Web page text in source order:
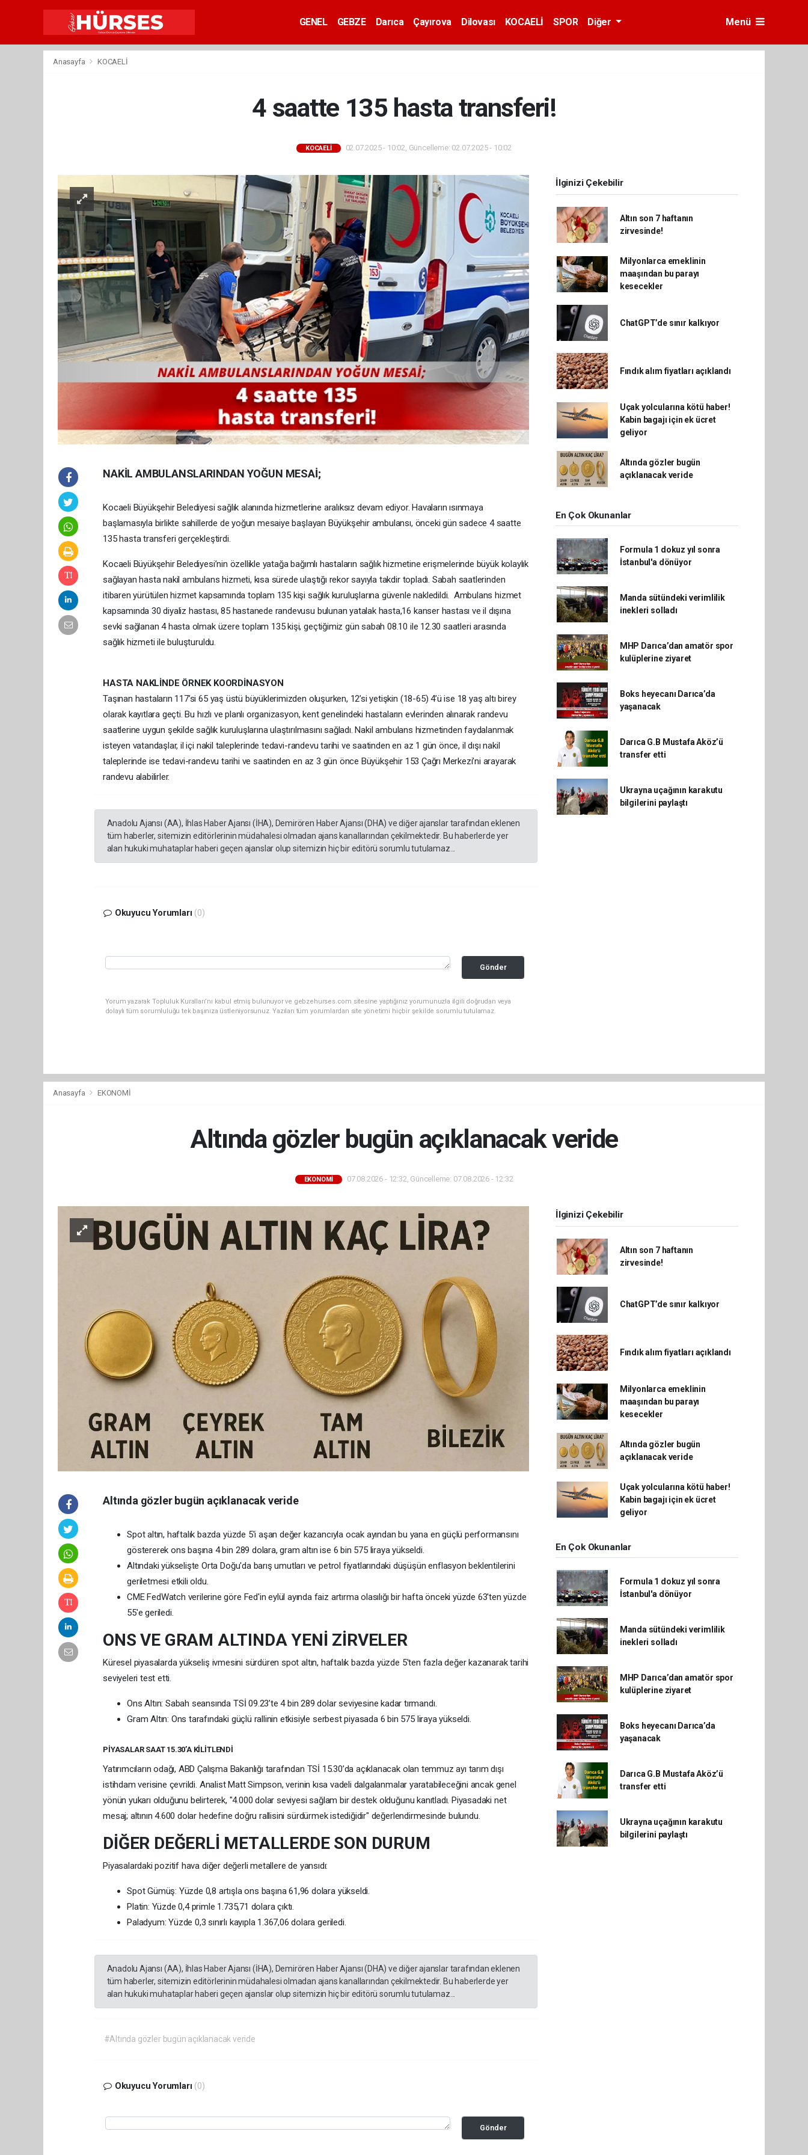
GENEL GEBZE Darıca Çayırova Dilovası KOCAELİ SPOR Diğer Menü
Anasayfa KOCAELİ
4 saatte 135 hasta transferi!
KOCAELİ 02.07.2025 - 10:02, Güncelleme: 02.07.2025 - 10:02
NAKİL AMBULANSLARINDAN YOĞUN MESAİ;
Kocaeli Büyükşehir Belediyesi sağlık alanında hizmetlerine aralıksız devam ediyor. Havaların ısınmaya
başlamasıyla birlikte sahillerde de yoğun mesaiye başlayan Büyükşehir ambulansı, önceki gün sadece 4 saatte
135 hasta transferi gerçekleştirdi.
Kocaeli Büyükşehir Belediyesi’nin özellikle yatağa bağımlı hastaların sağlık hizmetine erişmelerinde büyük kolaylık
sağlayan hasta nakil ambulans hizmeti, kısa sürede ulaştığı rekor sayıyla takdir topladı. Sabah saatlerinden
itibaren yürütülen hizmet kapsamında toplam 135 kişi sağlık kuruluşlarına güvenle nakledildi. Ambulans hizmet
kapsamında 30 diyaliz hastası, 85 hastanede randevusu bulunan yatalak hasta,16 kanser hastası ve il dışına
sevki sağlanan 4 hasta olmak üzere toplam 135 kişi, geçtiğimiz gün sabah 08.10 ile 12.30 saatleri arasında
sağlık hizmeti ile buluşturuldu.
HASTA NAKLİNDE ÖRNEK KOORDİNASYON
Taşınan hastaların 117’si 65 yaş üstü büyüklerimizden oluşurken, 12’si yetişkin (18-65) 4’ü ise 18 yaş altı birey
olarak kayıtlara geçti. Bu hızlı ve planlı organizasyon, kent genelindeki hastaların evlerinden alınarak randevu
saatlerine uygun şekilde sağlık kuruluşlarına ulaştırılmasını sağladı. Nakil ambulans hizmetinden faydalanmak
isteyen vatandaşlar, il içi nakil taleplerinde tedavi-randevu tarihi ve saatinden en az 1 gün önce, il dışı nakil
taleplerinde ise tedavi-randevu tarihi ve saatinden en az 3 gün önce Büyükşehir 153 Çağrı Merkezi’ni arayarak
randevu alabilirler.
Anadolu Ajansı (AA), İhlas Haber Ajansı (İHA), Demirören Haber Ajansı (DHA) ve diğer ajanslar tarafından eklenen
tüm haberler, sitemizin editörlerinin müdahalesi olmadan ajans kanallarından çekilmektedir. Bu haberlerde yer
alan hukuki muhataplar haberi geçen ajanslar olup sitemizin hiç bir editörü sorumlu tutulamaz...
Okuyucu Yorumları (0)
Gönder
Yorum yazarak Topluluk Kuralları’nı kabul etmiş bulunuyor ve gebzehurses.com sitesine yaptığınız yorumunuzla ilgili doğrudan veya
dolaylı tüm sorumluluğu tek başınıza üstleniyorsunuz. Yazılan tüm yorumlardan site yönetimi hiçbir şekilde sorumlu tutulamaz.
İlginizi Çekebilir
Altın son 7 haftanın
zirvesinde!
Milyonlarca emeklinin
maaşından bu parayı
kesecekler
ChatGPT’de sınır kalkıyor
Fındık alım fiyatları açıklandı
Uçak yolcularına kötü haber!
Kabin bagajı için ek ücret
geliyor
Altında gözler bugün
açıklanacak veride
En Çok Okunanlar
Formula 1 dokuz yıl sonra
İstanbul'a dönüyor
Manda sütündeki verimlilik
inekleri solladı
MHP Darıca’dan amatör spor
kulüplerine ziyaret
Boks heyecanı Darıca’da
yaşanacak
Darıca G.B Mustafa Aköz’ü
transfer etti
Ukrayna uçağının karakutu
bilgilerini paylaştı
Anasayfa EKONOMİ
Altında gözler bugün açıklanacak veride
EKONOMİ 07.08.2026 - 12:32, Güncelleme: 07.08.2026 - 12:32
Altında gözler bugün açıklanacak veride
Spot altın, haftalık bazda yüzde 5'i aşan değer kazancıyla ocak ayından bu yana en güçlü performansını
göstererek ons başına 4 bin 289 dolara, gram altın ise 6 bin 575 liraya yükseldi.
Altındaki yükselişte Orta Doğu'da barış umutları ve petrol fiyatlarındaki düşüşün enflasyon beklentilerini
geriletmesi etkili oldu.
CME FedWatch verilerine göre Fed'in eylül ayında faiz artırma olasılığı bir hafta önceki yüzde 63'ten yüzde
55'e geriledi.
ONS VE GRAM ALTINDA YENİ ZİRVELER
Küresel piyasalarda yükseliş ivmesini sürdüren spot altın, haftalık bazda yüzde 5'ten fazla değer kazanarak tarihi
seviyeleri test etti.
Ons Altın: Sabah seansında TSİ 09.23’te 4 bin 289 dolar seviyesine kadar tırmandı.
Gram Altın: Ons tarafındaki güçlü rallinin etkisiyle serbest piyasada 6 bin 575 liraya yükseldi.
PİYASALAR SAAT 15.30’A KİLİTLENDİ
Yatırımcıların odağı, ABD Çalışma Bakanlığı tarafından TSİ 15.30’da açıklanacak olan temmuz ayı tarım dışı
istihdam verisine çevrildi. Analist Matt Simpson, verinin kısa vadeli dalgalanmalar yaratabileceğini ancak genel
yönün yukarı olduğunu belirterek, "4.000 dolar seviyesi sağlam bir destek olduğunu kanıtladı. Piyasadaki net
mesaj; altının 4.600 dolar hedefine doğru rallisini sürdürmek istediğidir" değerlendirmesinde bulundu.
DİĞER DEĞERLİ METALLERDE SON DURUM
Piyasalardaki pozitif hava diğer değerli metallere de yansıdı:
Spot Gümüş: Yüzde 0,8 artışla ons başına 61,96 dolara yükseldi.
Platin: Yüzde 0,4 primle 1.735,71 dolara çıktı.
Paladyum: Yüzde 0,3 sınırlı kayıpla 1.367,06 dolara geriledi.
Anadolu Ajansı (AA), İhlas Haber Ajansı (İHA), Demirören Haber Ajansı (DHA) ve diğer ajanslar tarafından eklenen
tüm haberler, sitemizin editörlerinin müdahalesi olmadan ajans kanallarından çekilmektedir. Bu haberlerde yer
alan hukuki muhataplar haberi geçen ajanslar olup sitemizin hiç bir editörü sorumlu tutulamaz...
#Altında gözler bugün açıklanacak veride
Okuyucu Yorumları (0)
Gönder
İlginizi Çekebilir
Altın son 7 haftanın
zirvesinde!
ChatGPT’de sınır kalkıyor
Fındık alım fiyatları açıklandı
Milyonlarca emeklinin
maaşından bu parayı
kesecekler
Altında gözler bugün
açıklanacak veride
Uçak yolcularına kötü haber!
Kabin bagajı için ek ücret
geliyor
En Çok Okunanlar
Formula 1 dokuz yıl sonra
İstanbul'a dönüyor
Manda sütündeki verimlilik
inekleri solladı
MHP Darıca’dan amatör spor
kulüplerine ziyaret
Boks heyecanı Darıca’da
yaşanacak
Darıca G.B Mustafa Aköz’ü
transfer etti
Ukrayna uçağının karakutu
bilgilerini paylaştı